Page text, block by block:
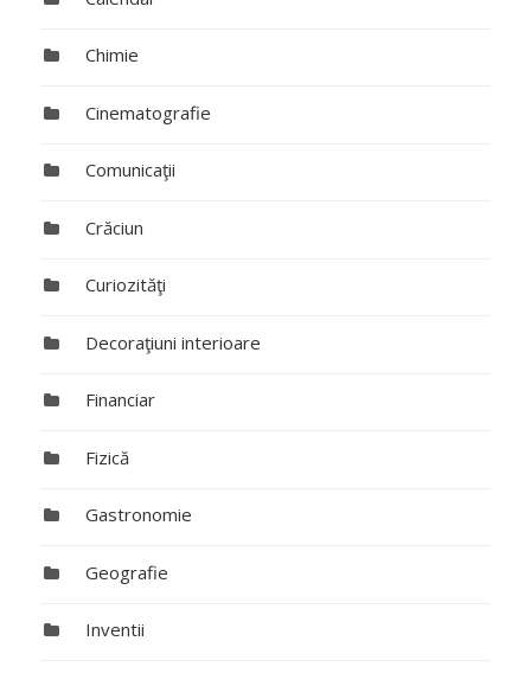
Chimie
Cinematografie
Comunicaţii
Crăciun
Curiozităţi
Decoraţiuni interioare
Financiar
Fizică
Gastronomie
Geografie
Inventii